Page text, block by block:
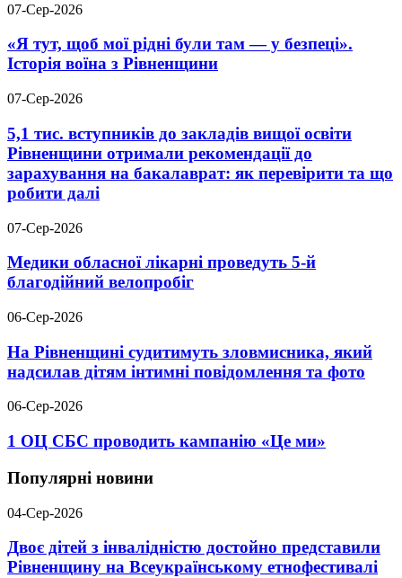
07-Сер-2026
«Я тут, щоб мої рідні були там — у безпеці».
Історія воїна з Рівненщини
07-Сер-2026
5,1 тис. вступників до закладів вищої освіти
Рівненщини отримали рекомендації до
зарахування на бакалаврат: як перевірити та що
робити далі
07-Сер-2026
Медики обласної лікарні проведуть 5-й
благодійний велопробіг
06-Сер-2026
На Рівненщині судитимуть зловмисника, який
надсилав дітям інтимні повідомлення та фото
06-Сер-2026
1 ОЦ СБС проводить кампанію «Це ми»
Популярні новини
04-Сер-2026
Двоє дітей з інвалідністю достойно представили
Рівненщину на Всеукраїнському етнофестивалі